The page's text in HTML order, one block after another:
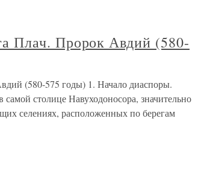
Плач. Пророк Авдий (580-
(580-575 годы) 1. Начало диаспоры.
столице Навуходоносора, значительно
селениях, расположенных по берегам